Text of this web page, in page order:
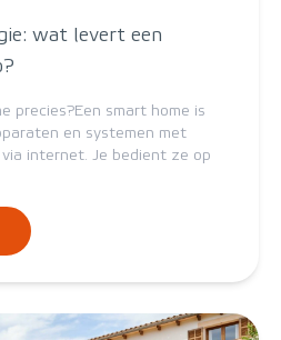
wat levert een
precies?Een smart home is
en systemen met
internet. Je bedient ze op